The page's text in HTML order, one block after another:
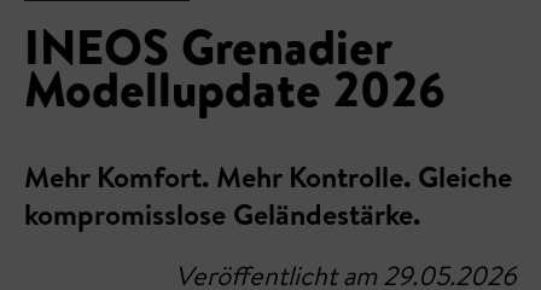
INEOS Grenadier
Modellupdate 2026
Mehr Komfort. Mehr Kontrolle. Gleiche
kompromisslose Geländestärke.
Veröffentlicht am 29.05.2026